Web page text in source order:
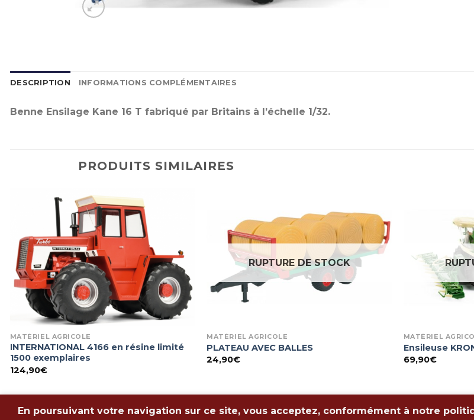
DESCRIPTION INFORMATIONS COMPLÉMENTAIRES
Benne Ensilage Kane 16 T fabriqué par Britains à l’échelle 1/32.
PRODUITS SIMILAIRES
MATÉRIEL AGRICOLE
INTERNATIONAL 4166 en résine limité
1500 exemplaires
124,90€
RUPTURE DE STOCK
MATÉRIEL AGRICOLE
PLATEAU AVEC BALLES
24,90€
MATÉRIEL
Ensileuse
69,90€
Copyright 2026 © -Conditions Générales de vente-Mentions Légales-Politiques de confidentialité
En poursuivant votre navigation sur ce site, vous acceptez, conformément à notre